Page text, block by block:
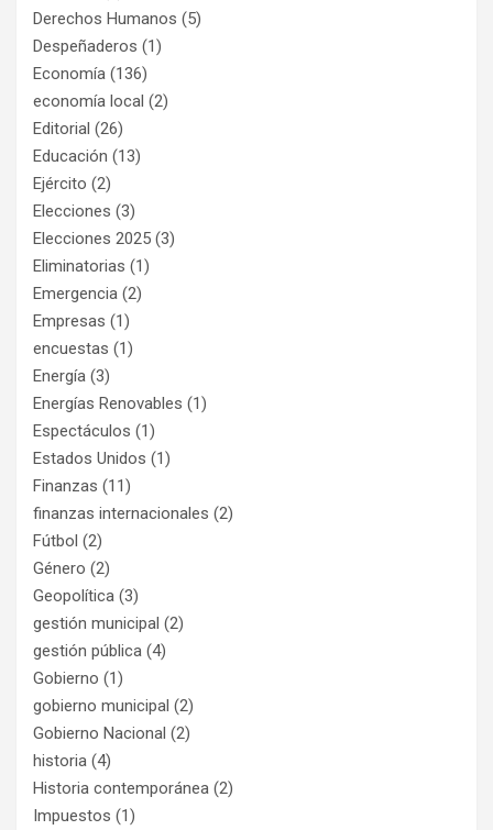
Derechos Humanos (5)
Despeñaderos (1)
Economía (136)
economía local (2)
Editorial (26)
Educación (13)
Ejército (2)
Elecciones (3)
Elecciones 2025 (3)
Eliminatorias (1)
Emergencia (2)
Empresas (1)
encuestas (1)
Energía (3)
Energías Renovables (1)
Espectáculos (1)
Estados Unidos (1)
Finanzas (11)
finanzas internacionales (2)
Fútbol (2)
Género (2)
Geopolítica (3)
gestión municipal (2)
gestión pública (4)
Gobierno (1)
gobierno municipal (2)
Gobierno Nacional (2)
historia (4)
Historia contemporánea (2)
Impuestos (1)